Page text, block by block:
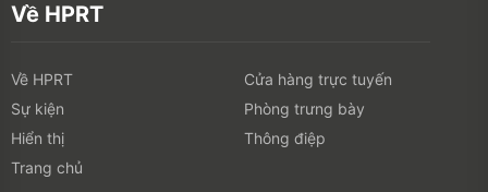
Về HPRT
Về HPRT
Cửa hàng trực tuyến
Sự kiện
Phòng trưng bày
Hiển thị
Thông điệp
Trang chủ